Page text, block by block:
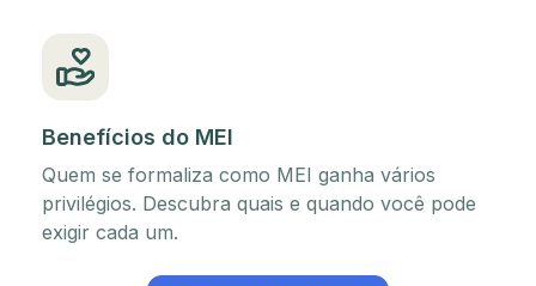
Benefícios do MEI
Quem se formaliza como MEI ganha vários
privilégios. Descubra quais e quando você pode
exigir cada um.